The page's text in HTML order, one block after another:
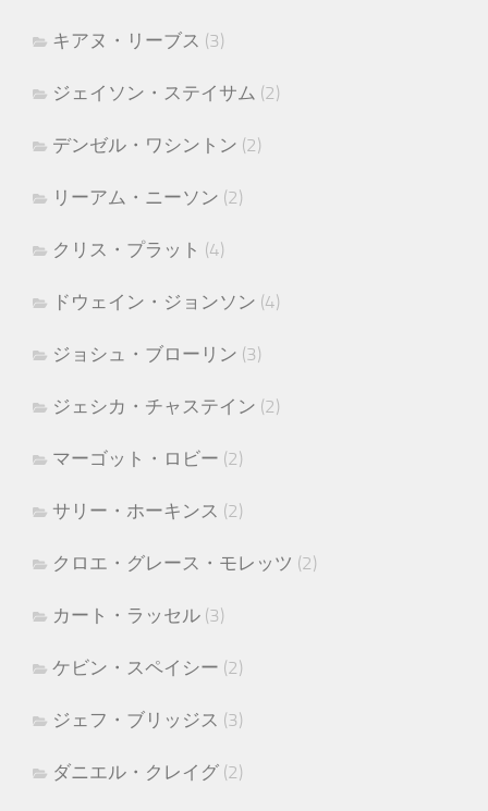
キアヌ・リーブス (3)
ジェイソン・ステイサム (2)
デンゼル・ワシントン (2)
リーアム・ニーソン (2)
クリス・プラット (4)
ドウェイン・ジョンソン (4)
ジョシュ・ブローリン (3)
ジェシカ・チャステイン (2)
マーゴット・ロビー (2)
サリー・ホーキンス (2)
クロエ・グレース・モレッツ (2)
カート・ラッセル (3)
ケビン・スペイシー (2)
ジェフ・ブリッジス (3)
ダニエル・クレイグ (2)